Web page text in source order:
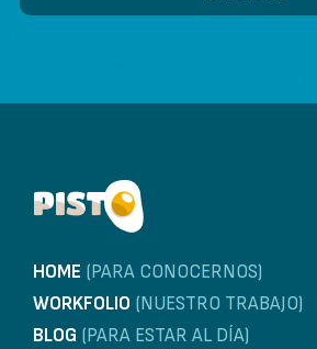
HOME (PARA CONOCERNOS)
WORKFOLIO (NUESTRO TRABAJO)
BLOG (PARA ESTAR AL DÍA)